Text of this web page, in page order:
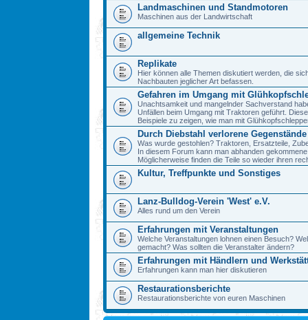
Landmaschinen und Standmotoren
Maschinen aus der Landwirtschaft
allgemeine Technik
Replikate
Hier können alle Themen diskutiert werden, die
Nachbauten jeglicher Art befassen.
Gefahren im Umgang mit
Unachtsamkeit und mangelnder Sachverstand
Unfällen beim Umgang mit Traktoren geführt.
Beispiele zu zeigen, wie man mit
Durch Diebstahl verlorene Gegenstände
Was wurde gestohlen? Traktoren, Ersatzteile,
In diesem Forum kann man abhanden
Möglicherweise finden die Teile so wieder ihren
Kultur, Treffpunkte und Sonstiges
Lanz-Bulldog-Verein 'West' e.V.
Alles rund um den Verein
Erfahrungen mit Veranstaltungen
Welche Veranstaltungen lohnen einen Besuch?
gemacht? Was sollten die Veranstalter ändern?
Erfahrungen mit Händlern und
Erfahrungen kann man hier diskutieren
Restaurationsberichte
Restaurationsberichte von euren Maschinen